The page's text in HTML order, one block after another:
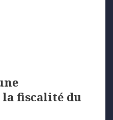
fiscalité du